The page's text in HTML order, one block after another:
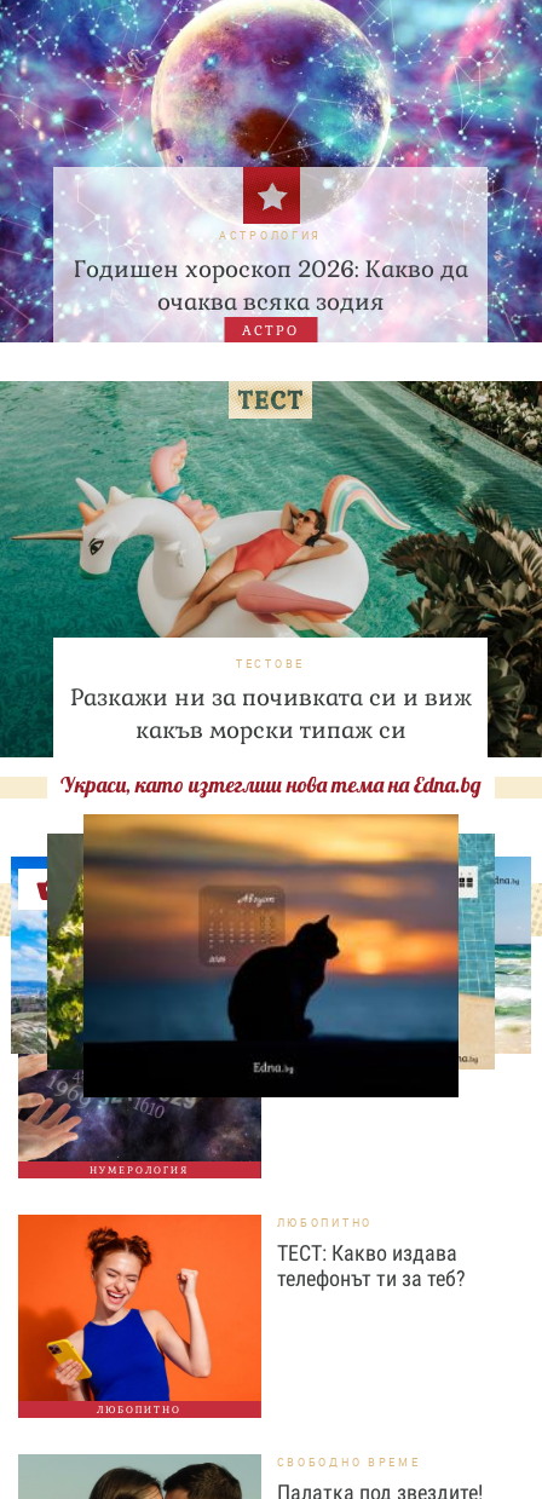
АСТРОЛОГИЯ
Годишен хороскоп 2026: Какво да
очаква всяка зодия
АСТРО
ТЕСТОВЕ
Разкажи ни за почивката си и виж
какъв морски типаж си
Украси, като изтеглиш нова тема на Edna.bg
Оферти
НУМЕРОЛОГИЯ
НУМЕРОЛОГИЯ
Нумерологична прогноза
за 7 август, петък
ЛЮБОПИТНО
ЛЮБОПИТНО
ТЕСТ: Какво издава
телефонът ти за теб?
СВОБОДНО ВРЕМЕ
Палатка под звездите!